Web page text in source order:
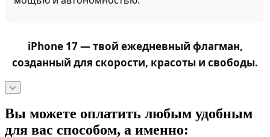
iPhone 17— твой ежедневный флагман,
созданный для скорости, красоты и свободы.
Вы можете оплатить любым удобным
для вас способом, а именно: